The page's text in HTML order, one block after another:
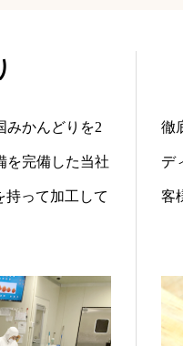
みかんどりを2
を完備した当社
持って加工して
徹
デ
客